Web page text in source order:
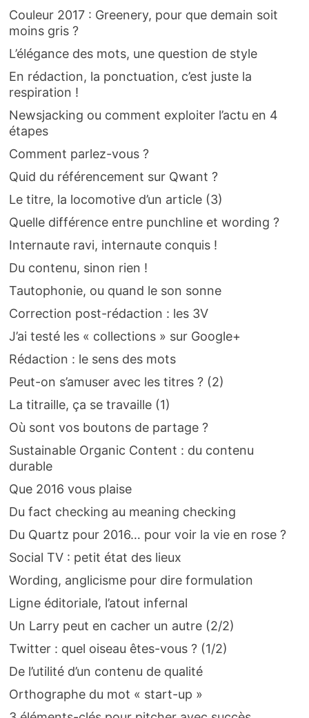
Couleur 2017 : Greenery, pour que demain soit
moins gris ?
L’élégance des mots, une question de style
En rédaction, la ponctuation, c’est juste la
respiration !
Newsjacking ou comment exploiter l’actu en 4
étapes
Comment parlez-vous ?
Quid du référencement sur Qwant ?
Le titre, la locomotive d’un article (3)
Quelle différence entre punchline et wording ?
Internaute ravi, internaute conquis !
Du contenu, sinon rien !
Tautophonie, ou quand le son sonne
Correction post-rédaction : les 3V
J’ai testé les « collections » sur Google+
Rédaction : le sens des mots
Peut-on s’amuser avec les titres ? (2)
La titraille, ça se travaille (1)
Où sont vos boutons de partage ?
Sustainable Organic Content : du contenu
durable
Que 2016 vous plaise
Du fact checking au meaning checking
Du Quartz pour 2016… pour voir la vie en rose ?
Social TV : petit état des lieux
Wording, anglicisme pour dire formulation
Ligne éditoriale, l’atout infernal
Un Larry peut en cacher un autre (2/2)
Twitter : quel oiseau êtes-vous ? (1/2)
De l’utilité d’un contenu de qualité
Orthographe du mot « start-up »